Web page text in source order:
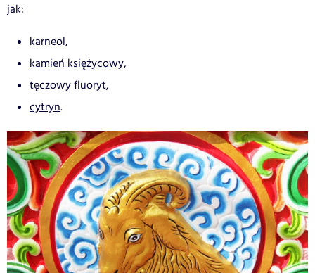
jak:
karneol,
kamień księżycowy,
tęczowy fluoryt,
cytryn.